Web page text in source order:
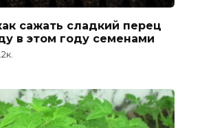
сажать сладкий перец
в этом году семенами